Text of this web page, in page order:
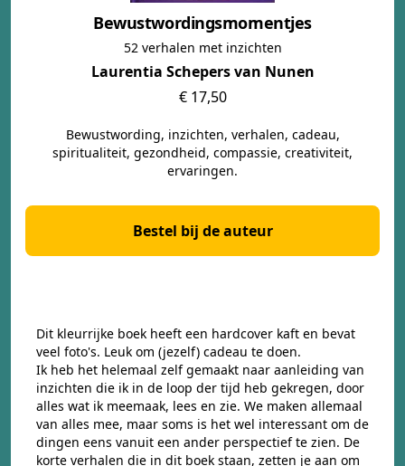
Bewustwordingsmomentjes
52 verhalen met inzichten
Laurentia Schepers van Nunen
€ 17,50
Bewustwording, inzichten, verhalen, cadeau,
spiritualiteit, gezondheid, compassie, creativiteit,
ervaringen.
Bestel bij de auteur
Dit kleurrijke boek heeft een hardcover kaft en bevat
veel foto's. Leuk om (jezelf) cadeau te doen.
Ik heb het helemaal zelf gemaakt naar aanleiding van
inzichten die ik in de loop der tijd heb gekregen, door
alles wat ik meemaak, lees en zie. We maken allemaal
van alles mee, maar soms is het wel interessant om de
dingen eens vanuit een ander perspectief te zien. De
korte verhalen die in dit boek staan, zetten je aan om